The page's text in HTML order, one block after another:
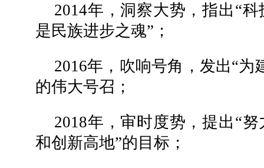
2014年，洞察大势，指出“
是民族进步之魂”；
2016年，吹响号角，发出“为
的伟大号召；
2018年，审时度势，提出“
和创新高地”的目标；